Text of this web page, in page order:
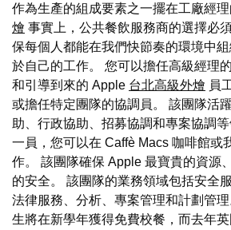
作為生產的組成要素之一擺在工廠經理
燴 事實上，公共餐飲服務商的選擇必
保每個人都能在我們快節奏的環境中
於自己的工作。 您可以擔任高級經理
和引導到來的 Apple 台北高級外燴 員
或擔任特定團隊的協調員。 該團隊活
助、行政協助、招募協調和專案協調
一員，您可以在 Caffè Macs 咖啡館或
作。 該團隊確保 Apple 最寶貴的資源
的安全。 該團隊的業務領域包括安全
法律服務、分析、專案管理和計劃管
生將在新學年獲得免費校餐，而去年